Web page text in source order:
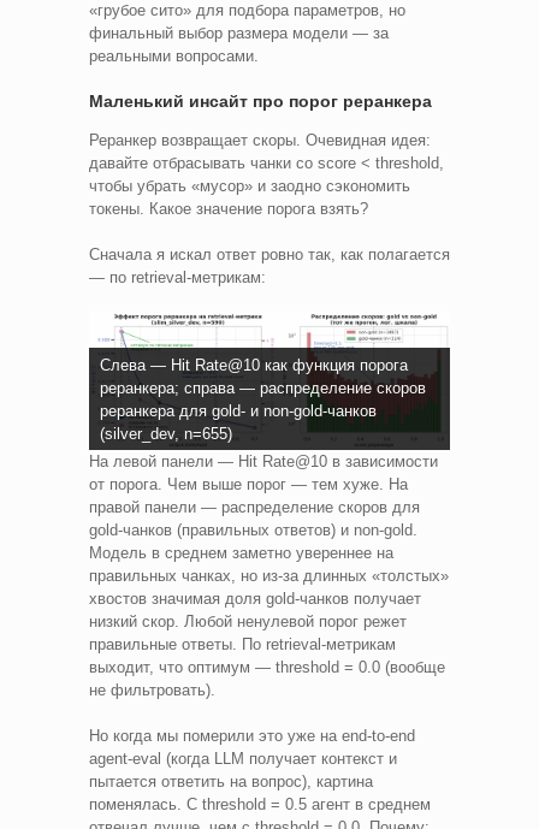
«грубое сито» для подбора параметров, но
финальный выбор размера модели — за
реальными вопросами.
Маленький инсайт про порог реранкера
Реранкер возвращает скоры. Очевидная идея:
давайте отбрасывать чанки со score < threshold,
чтобы убрать «мусор» и заодно сэкономить
токены. Какое значение порога взять?
Сначала я искал ответ ровно так, как полагается
— по retrieval-метрикам:
Слева — Hit Rate@10 как функция порога
реранкера; справа — распределение скоров
реранкера для gold- и non-gold-чанков
(silver_dev, n=655)
На левой панели — Hit Rate@10 в зависимости
от порога. Чем выше порог — тем хуже. На
правой панели — распределение скоров для
gold-чанков (правильных ответов) и non-gold.
Модель в среднем заметно увереннее на
правильных чанках, но из-за длинных «толстых»
хвостов значимая доля gold-чанков получает
низкий скор. Любой ненулевой порог режет
правильные ответы. По retrieval-метрикам
выходит, что оптимум — threshold = 0.0 (вообще
не фильтровать).
Но когда мы померили это уже на end-to-end
agent-eval (когда LLM получает контекст и
пытается ответить на вопрос), картина
поменялась. С threshold = 0.5 агент в среднем